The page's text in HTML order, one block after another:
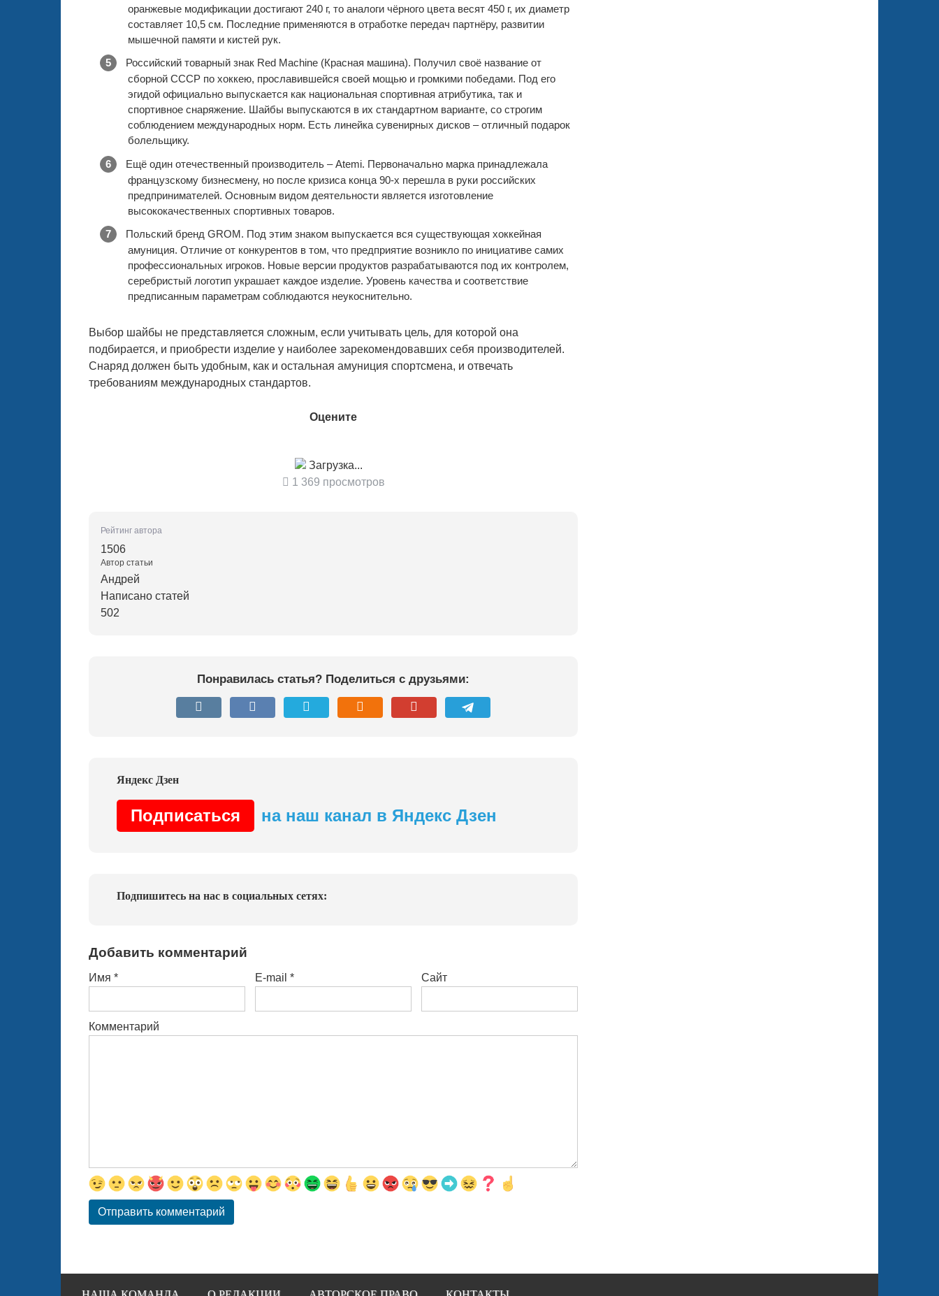
оранжевые модификации достигают 240 г, то аналоги чёрного цвета весят 450 г, их диаметр
составляет 10,5 см. Последние применяются в отработке передач партнёру, развитии
мышечной памяти и кистей рук.
Российский товарный знак Red Machine (Красная машина). Получил своё название от
сборной СССР по хоккею, прославившейся своей мощью и громкими победами. Под его
эгидой официально выпускается как национальная спортивная атрибутика, так и
спортивное снаряжение. Шайбы выпускаются в их стандартном варианте, со строгим
соблюдением международных норм. Есть линейка сувенирных дисков – отличный подарок
болельщику.
Ещё один отечественный производитель – Atemi. Первоначально марка принадлежала
французскому бизнесмену, но после кризиса конца 90-х перешла в руки российских
предпринимателей. Основным видом деятельности является изготовление
высококачественных спортивных товаров.
Польский бренд GROM. Под этим знаком выпускается вся существующая хоккейная
амуниция. Отличие от конкурентов в том, что предприятие возникло по инициативе самих
профессиональных игроков. Новые версии продуктов разрабатываются под их контролем,
серебристый логотип украшает каждое изделие. Уровень качества и соответствие
предписанным параметрам соблюдаются неукоснительно.
Выбор шайбы не представляется сложным, если учитывать цель, для которой она
подбирается, и приобрести изделие у наиболее зарекомендовавших себя производителей.
Снаряд должен быть удобным, как и остальная амуниция спортсмена, и отвечать
требованиям международных стандартов.
Оцените
Загрузка...
1 369 просмотров
Рейтинг автора
1506
Автор статьи
Андрей
Написано статей
502
Понравилась статья? Поделиться с друзьями:
Подписаться на наш канал в Яндекс Дзен
Подпишитесь на нас в социальных сетях:
Добавить комментарий
Имя * E-mail * Сайт
Комментарий